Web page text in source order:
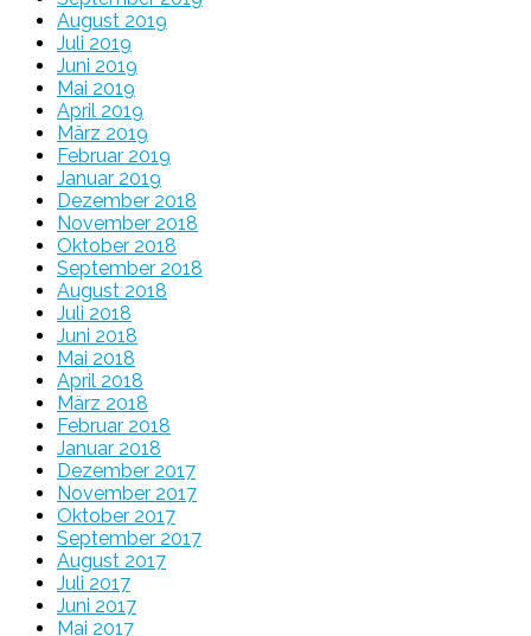
August 2019
Juli 2019
Juni 2019
Mai 2019
April 2019
März 2019
Februar 2019
Januar 2019
Dezember 2018
November 2018
Oktober 2018
September 2018
August 2018
Juli 2018
Juni 2018
Mai 2018
April 2018
März 2018
Februar 2018
Januar 2018
Dezember 2017
November 2017
Oktober 2017
September 2017
August 2017
Juli 2017
Juni 2017
Mai 2017